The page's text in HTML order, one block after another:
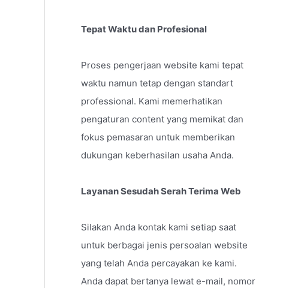
Tepat Waktu dan Profesional
Proses pengerjaan website kami tepat
waktu namun tetap dengan standart
professional. Kami memerhatikan
pengaturan content yang memikat dan
fokus pemasaran untuk memberikan
dukungan keberhasilan usaha Anda.
Layanan Sesudah Serah Terima Web
Silakan Anda kontak kami setiap saat
untuk berbagai jenis persoalan website
yang telah Anda percayakan ke kami.
Anda dapat bertanya lewat e-mail, nomor